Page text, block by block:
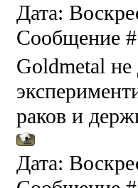
Дата:
Сообщение
Goldmetal
раков и
Дата: